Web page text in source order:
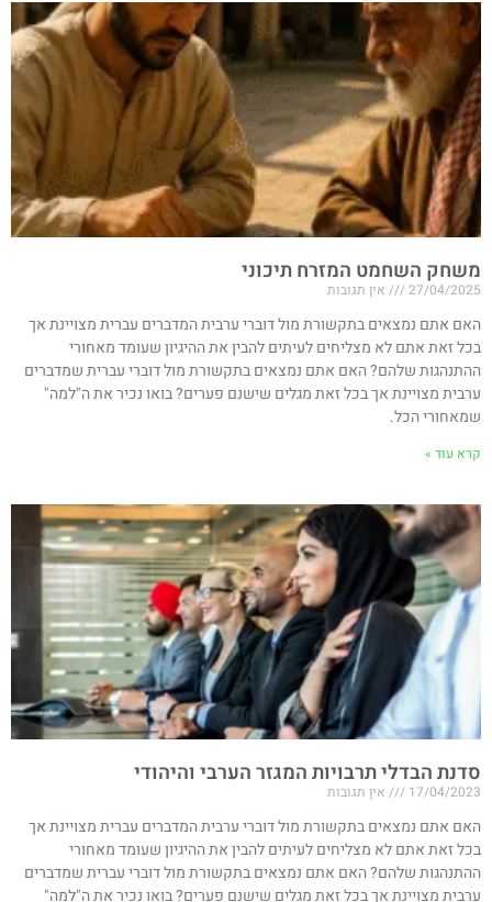
משחק השחמט המזרח תיכוני
27/04/2025 אין תגובות
האם אתם נמצאים בתקשורת מול דוברי ערבית המדברים עברית מצויינת אך
בכל זאת אתם לא מצליחים לעיתים להבין את ההיגיון שעומד מאחורי
ההתנהגות שלהם? האם אתם נמצאים בתקשורת מול דוברי עברית שמדברים
ערבית מצויינת אך בכל זאת מגלים שישנם פערים? בואו נכיר את ה"למה"
שמאחורי הכל.
קרא עוד »
סדנת הבדלי תרבויות המגזר הערבי והיהודי
17/04/2023 אין תגובות
האם אתם נמצאים בתקשורת מול דוברי ערבית המדברים עברית מצויינת אך
בכל זאת אתם לא מצליחים לעיתים להבין את ההיגיון שעומד מאחורי
ההתנהגות שלהם? האם אתם נמצאים בתקשורת מול דוברי עברית שמדברים
ערבית מצויינת אך בכל זאת מגלים שישנם פערים? בואו נכיר את ה"למה"